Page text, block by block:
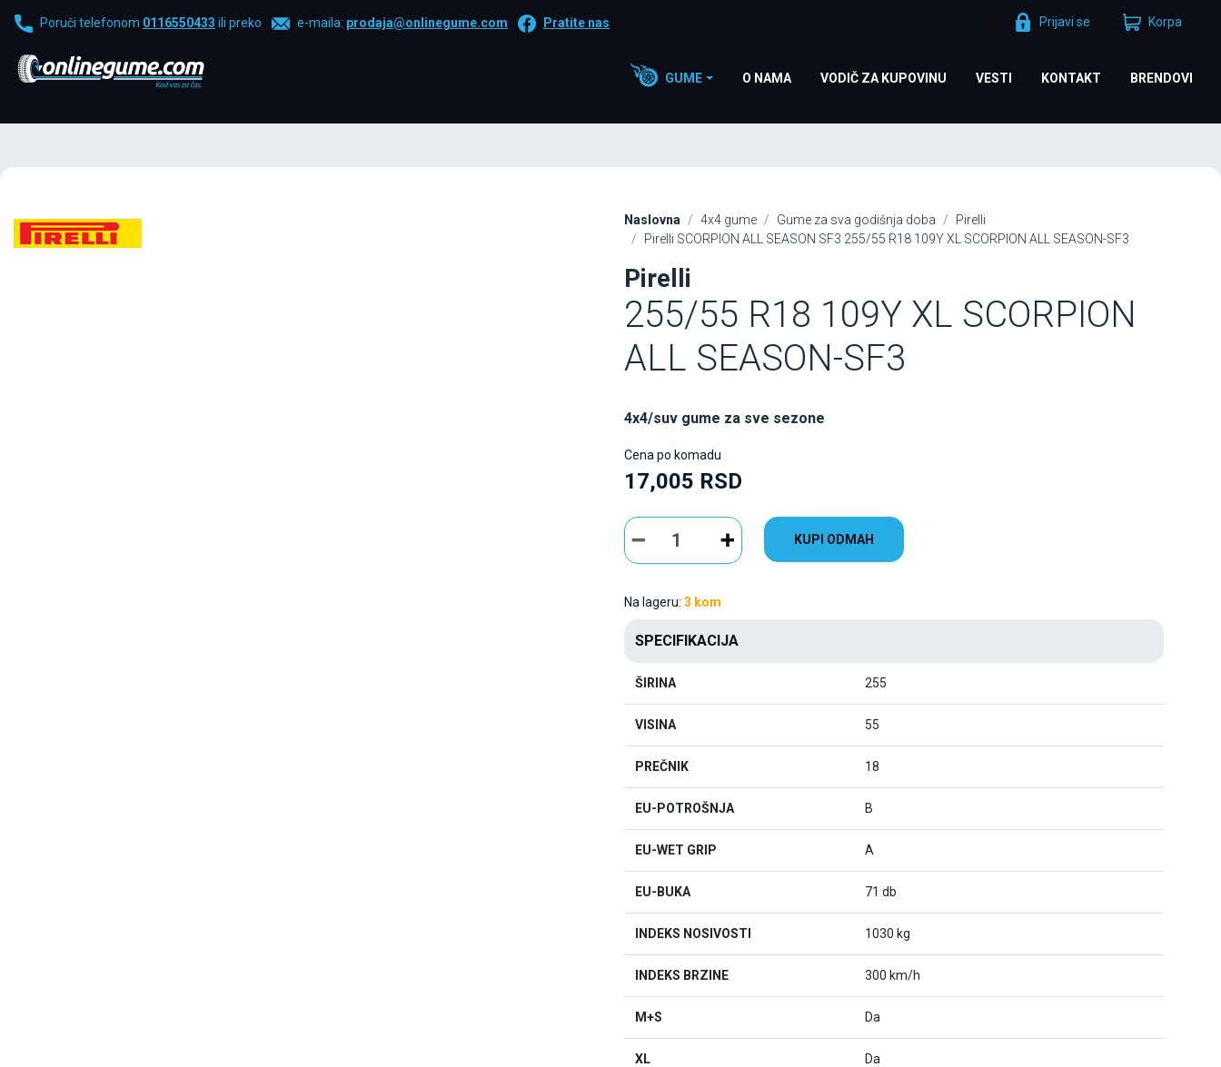
Poruči telefonom 0116550433 ili preko e-maila: prodaja@onlinegume.com Pratite nas Prijavi se Korpa
GUME O NAMA VODIČ ZA KUPOVINU VESTI KONTAKT BRENDOVI
Naslovna 4x4 gume Gume za sva godišnja doba
Pirelli
Pirelli SCORPION ALL SEASON SF3 255/55 R18 109Y XL SCORPION ALL SEASON-SF3
Pirelli
255/55 R18 109Y XL SCORPION
ALL SEASON-SF3
4x4/suv gume za sve sezone
Cena po komadu
17,005 RSD
KUPI ODMAH
Na lageru: 3 kom
SPECIFIKACIJA
ŠIRINA 255
VISINA 55
PREČNIK 18
EU-POTROŠNJA B
EU-WET GRIP A
EU-BUKA 71 db
INDEKS NOSIVOSTI 1030 kg
INDEKS BRZINE 300 km/h
M+S Da
XL Da